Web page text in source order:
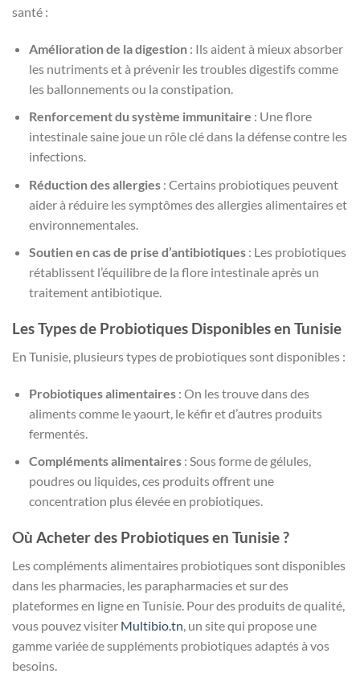
santé :
Amélioration de la digestion: Ils aident à mieux absorber
les nutriments et à prévenir les troubles digestifs comme
les ballonnements ou la constipation.
Renforcement du système immunitaire : Une flore
intestinale saine joue un rôle clé dans la défense contre les
infections.
Réduction des allergies: Certains probiotiques peuvent
aider à réduire les symptômes des allergies alimentaires et
environnementales.
Soutien en cas de prise d’antibiotiques: Les probiotiques
rétablissent l’équilibre de la flore intestinale après un
traitement antibiotique.
Les Types de Probiotiques Disponibles en Tunisie
En Tunisie, plusieurs types de probiotiques sont disponibles :
Probiotiques alimentaires: On les trouve dans des
aliments comme le yaourt, le kéfir et d’autres produits
fermentés.
Compléments alimentaires: Sous forme de gélules,
poudres ou liquides, ces produits offrent une
concentration plus élevée en probiotiques.
Où Acheter des Probiotiques en Tunisie ?
Les compléments alimentaires probiotiques sont disponibles
dans les pharmacies, les parapharmacies et sur des
plateformes en ligne en Tunisie. Pour des produits de qualité,
vous pouvez visiter Multibio.tn , un site qui propose une
gamme variée de suppléments probiotiques adaptés à vos
besoins.